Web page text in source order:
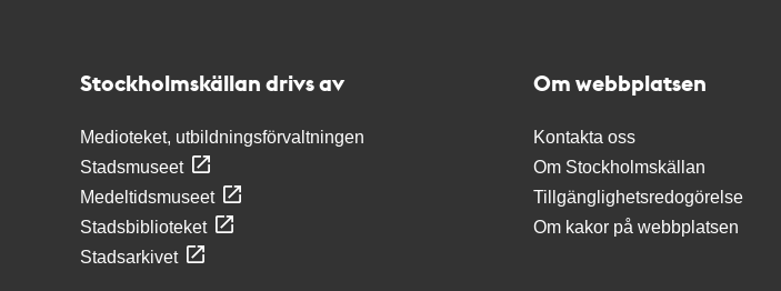
Stockholmskällan drivs av
Medioteket, utbildningsförvaltningen
Stadsmuseet
Medeltidsmuseet
Stadsbiblioteket
Stadsarkivet
Om webbplatsen
Kontakta oss
Om Stockholmskällan
Tillgänglighetsredogörelse
Om kakor på webbplatsen